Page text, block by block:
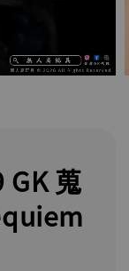
GK 蒐